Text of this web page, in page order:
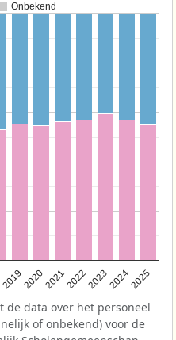
Onbekend
2019202020212022202320242025
de data over het personeel
of onbekend) voor de